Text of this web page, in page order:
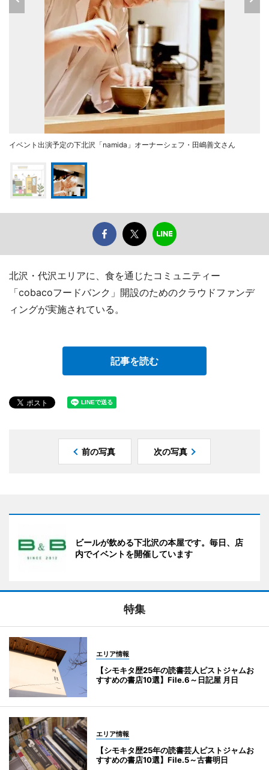
イベント出演予定の下北沢「namida」オーナーシェフ・田嶋善文さん
北沢・代沢エリアに、食を通じたコミュニティー
「cobacoフードバンク」開設のためのクラウドファンデ
ィングが実施されている。
記事を読む
前の写真 次の写真
ビールが飲める下北沢の本屋です。毎日、店
内でイベントを開催しています
特集
エリア情報
【シモキタ歴25年の読書芸人ピストジャムお
すすめの書店10選】File.6～日記屋 月日
エリア情報
【シモキタ歴25年の読書芸人ピストジャムお
すすめの書店10選】File.5～古書明日